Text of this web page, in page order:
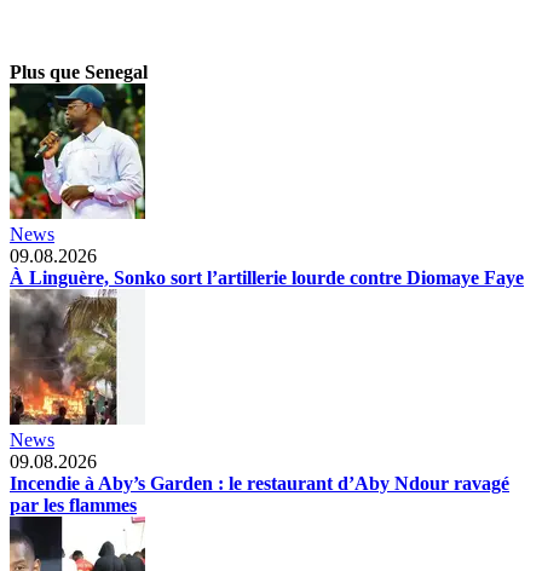
Plus que Senegal
News
09.08.2026
À Linguère, Sonko sort l’artillerie lourde contre Diomaye Faye
News
09.08.2026
Incendie à Aby’s Garden : le restaurant d’Aby Ndour ravagé
par les flammes